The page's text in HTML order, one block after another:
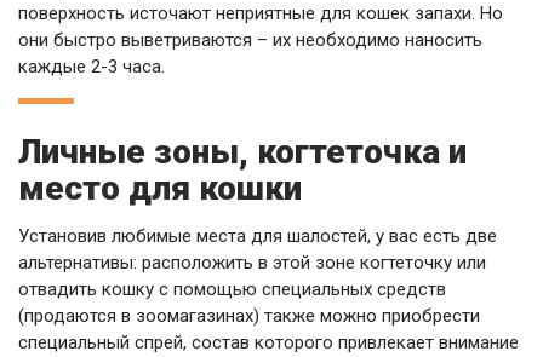
поверхность источают неприятные для кошек запахи. Но
они быстро выветриваются – их необходимо наносить
каждые 2-3 часа.
Личные зоны, когтеточка и
место для кошки
Установив любимые места для шалостей, у вас есть две
альтернативы: расположить в этой зоне когтеточку или
отвадить кошку с помощью специальных средств
(продаются в зоомагазинах) также можно приобрести
специальный спрей, состав которого привлекает внимание